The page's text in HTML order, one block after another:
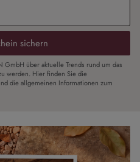
sichern
GmbH über aktuelle Trends rund um das
werden. Hier finden Sie die
die allgemeinen Informationen zum